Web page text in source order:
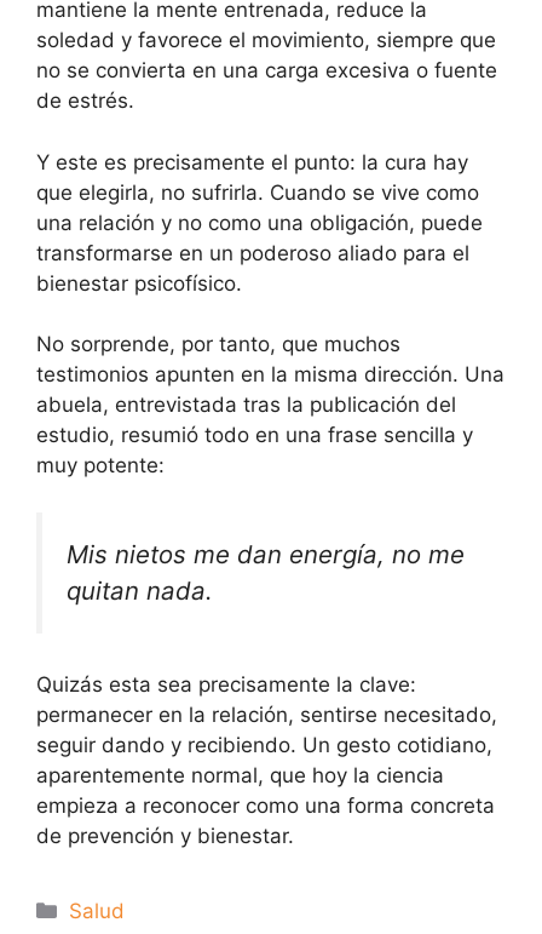
mantiene la mente entrenada, reduce la
soledad y favorece el movimiento, siempre que
no se convierta en una carga excesiva o fuente
de estrés.
Y este es precisamente el punto: la cura hay
que elegirla, no sufrirla. Cuando se vive como
una relación y no como una obligación, puede
transformarse en un poderoso aliado para el
bienestar psicofísico.
No sorprende, por tanto, que muchos
testimonios apunten en la misma dirección. Una
abuela, entrevistada tras la publicación del
estudio, resumió todo en una frase sencilla y
muy potente:
Mis nietos me dan energía, no me
quitan nada.
Quizás esta sea precisamente la clave:
permanecer en la relación, sentirse necesitado,
seguir dando y recibiendo. Un gesto cotidiano,
aparentemente normal, que hoy la ciencia
empieza a reconocer como una forma concreta
de prevención y bienestar.
Categorías
Salud